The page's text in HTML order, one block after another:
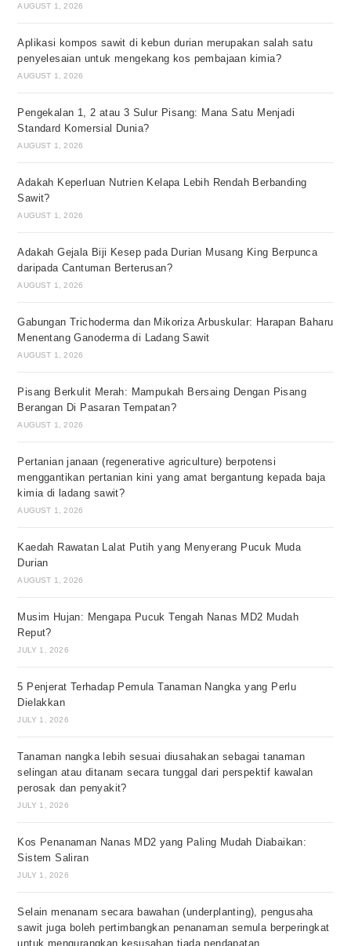
AUGUST 1, 2026
Aplikasi kompos sawit di kebun durian merupakan salah satu
penyelesaian untuk mengekang kos pembajaan kimia?
AUGUST 1, 2026
Pengekalan 1, 2 atau 3 Sulur Pisang: Mana Satu Menjadi
Standard Komersial Dunia?
AUGUST 1, 2026
Adakah Keperluan Nutrien Kelapa Lebih Rendah Berbanding
Sawit?
AUGUST 1, 2026
Adakah Gejala Biji Kesep pada Durian Musang King Berpunca
daripada Cantuman Berterusan?
AUGUST 1, 2026
Gabungan Trichoderma dan Mikoriza Arbuskular: Harapan Baharu
Menentang Ganoderma di Ladang Sawit
AUGUST 1, 2026
Pisang Berkulit Merah: Mampukah Bersaing Dengan Pisang
Berangan Di Pasaran Tempatan?
AUGUST 1, 2026
Pertanian janaan (regenerative agriculture) berpotensi
menggantikan pertanian kini yang amat bergantung kepada baja
kimia di ladang sawit?
AUGUST 1, 2026
Kaedah Rawatan Lalat Putih yang Menyerang Pucuk Muda
Durian
AUGUST 1, 2026
Musim Hujan: Mengapa Pucuk Tengah Nanas MD2 Mudah
Reput?
JULY 1, 2026
5 Penjerat Terhadap Pemula Tanaman Nangka yang Perlu
Dielakkan
JULY 1, 2026
Tanaman nangka lebih sesuai diusahakan sebagai tanaman
selingan atau ditanam secara tunggal dari perspektif kawalan
perosak dan penyakit?
JULY 1, 2026
Kos Penanaman Nanas MD2 yang Paling Mudah Diabaikan:
Sistem Saliran
JULY 1, 2026
Selain menanam secara bawahan (underplanting), pengusaha
sawit juga boleh pertimbangkan penanaman semula berperingkat
untuk mengurangkan kesusahan tiada pendapatan